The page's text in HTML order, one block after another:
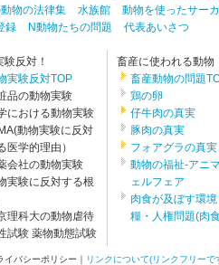
物の法律集 水族館
動物を使ったサー
録 N動物たちの問題 代表あいさつ
験反対！
実験反対TOP
品の動物実験
における動物実験
動物実験に反対
医学的理由）
会社の動物実験
実験に反対する根
理科大の動物虐待
試験 薬物動態試験
畜産に使われる動物
畜産動物の問題
鶏の卵
仔牛肉の真実
豚肉の真実
フォアグラの真実
動物の福祉-アニ
ェルフェア
肉食が及ぼす環
糧・人権問題(肉
イバシーポリシー｜ リンクについて(リンクフリーで